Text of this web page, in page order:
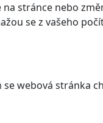
stránce nebo
se z vašeho
webová stránka